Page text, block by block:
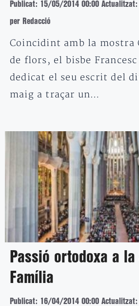
Publicat: 15/05/2014 00:00
per Redacció
Coincidint amb la mostra
de flors, el bisbe Francesc
dedicat el seu escrit del
maig a traçar un…
Passió ortodoxa a la
Família
Publicat: 16/04/2014 00:00